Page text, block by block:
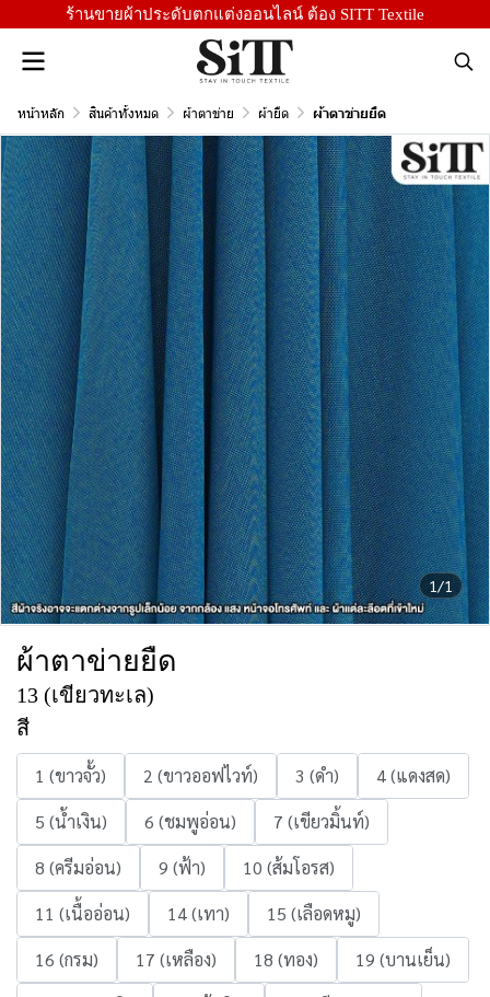
ร้านขายผ้าประดับตกแต่งออนไลน์ ต้อง SITT Textile
หน้าหลัก สินค้าทั้งหมด ผ้าตาข่าย ผ้ายืด ผ้าตาข่ายยืด
1/1
ผ้าตาข่ายยืด
13 (เขียวทะเล)
สี
1 (ขาวจั้ว) 2 (ขาวออฟไวท์) 3 (ดำ)
4 (แดงสด)
5 (น้ำเงิน)
6 (ชมพูอ่อน)
7 (เขียวมิ้นท์)
8 (ครีมอ่อน)
9 (ฟ้า)
10 (ส้มโอรส)
11 (เนื้ออ่อน)
14 (เทา)
15 (เลือดหมู)
16 (กรม)
17 (เหลือง) 18 (ทอง)
19 (บานเย็น)